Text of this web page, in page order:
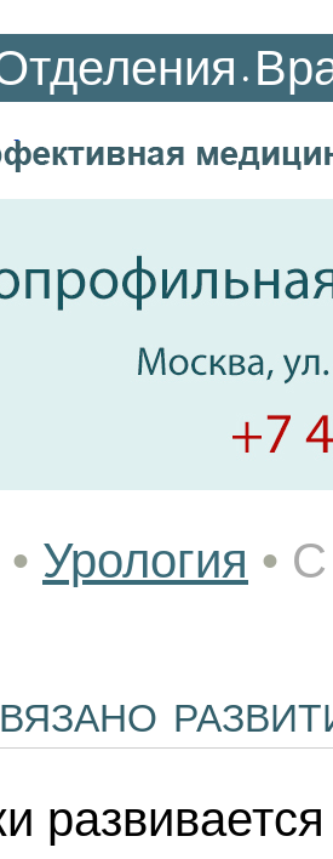
•
• Урология • С